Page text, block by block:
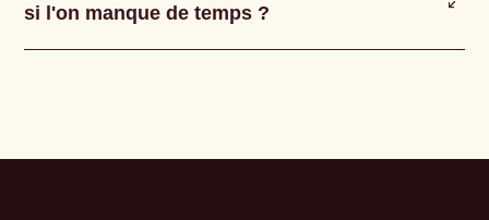
si l'on manque de temps ?